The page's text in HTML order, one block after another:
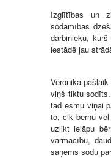
Izglītības un
sodāmības
darbinieku,
iestādē jau
Veronika
viņš tiktu
tad esmu viņai
to, cik bērnu
uzlikt ielāpu
varmācību,
saņems sodu